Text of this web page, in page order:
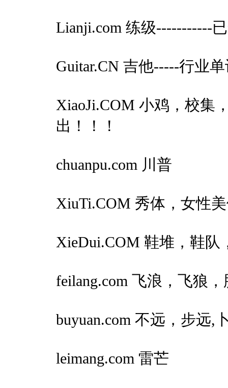
Lianji.com 练级-----------
Guitar.CN 吉他-----行业
XiaoJi.COM 小鸡，校集
出！！！
chuanpu.com 川普
XiuTi.COM 秀体，女性
XieDui.COM 鞋堆，鞋队
feilang.com 飞浪，飞狼，
buyuan.com 不远，步远,
leimang.com 雷芒